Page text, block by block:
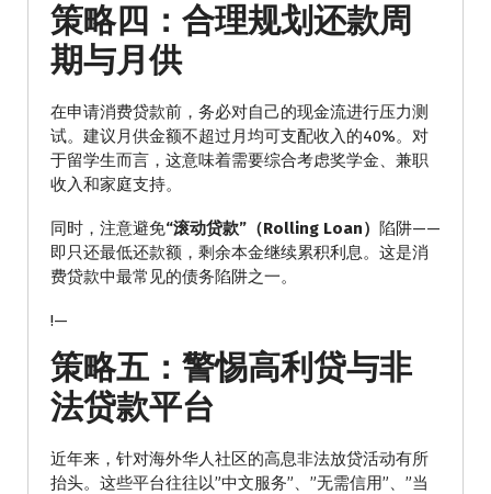
策略四：合理规划还款周
期与月供
在申请消费贷款前，务必对自己的现金流进行压力测
试。建议月供金额不超过月均可支配收入的40%。对
于留学生而言，这意味着需要综合考虑奖学金、兼职
收入和家庭支持。
同时，注意避免“滚动贷款”（Rolling Loan） 陷阱——
即只还最低还款额，剩余本金继续累积利息。这是消
费贷款中最常见的债务陷阱之一。
!—
策略五：警惕高利贷与非
法贷款平台
近年来，针对海外华人社区的高息非法放贷活动有所
抬头。这些平台往往以”中文服务”、”无需信用”、”当